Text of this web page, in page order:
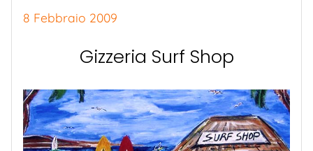
8 Febbraio 2009
Gizzeria Surf Shop